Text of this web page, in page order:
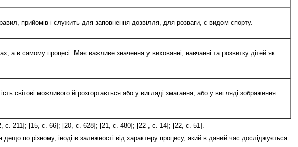
прийомів і служить для заповнення дозвілля, для розваги, є видом спорту.
а в самому процесі. Має важливе значення у вихованні, навчанні та розвитку дітей як
світові можливого й розгортається або у вигляді змагання, або у вигляді зображення
211]; [15, с. 66]; [20, с. 628]; [21, с. 480]; [22 , с. 14]; [22, с. 51].
по різному, іноді в залежності від характеру процесу, який в даний час досліджується.